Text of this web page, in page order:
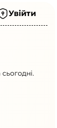
Увійти